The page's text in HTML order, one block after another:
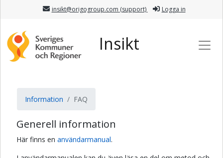
insikt@origogroup.com (support) Logga in
Insikt
Information FAQ
Generell information
Här finns en användarmanual.